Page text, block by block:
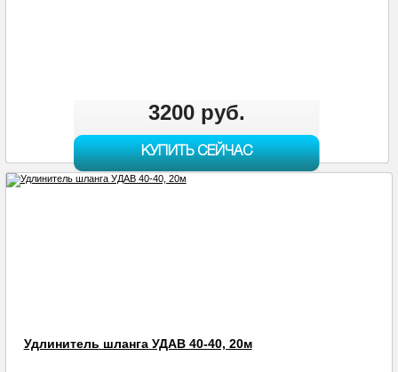
3200 руб.
КУПИТЬ СЕЙЧАС
Удлинитель шланга УДАВ 40-40, 20м